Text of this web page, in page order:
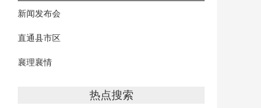
新闻发布会
直通县市区
襄理襄情
热点搜索